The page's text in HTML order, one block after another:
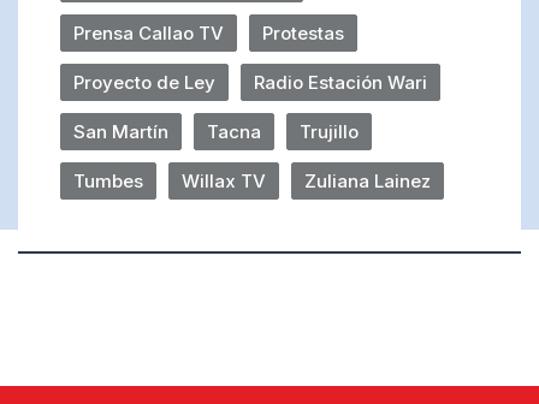
Prensa Callao TV Protestas
Proyecto de Ley Radio Estación Wari
San Martín Tacna Trujillo
Tumbes Willax TV Zuliana Lainez